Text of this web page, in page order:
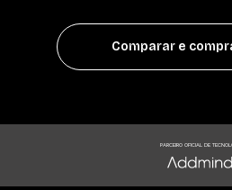
Comparar e
PARCEIRO OFICIAL DE